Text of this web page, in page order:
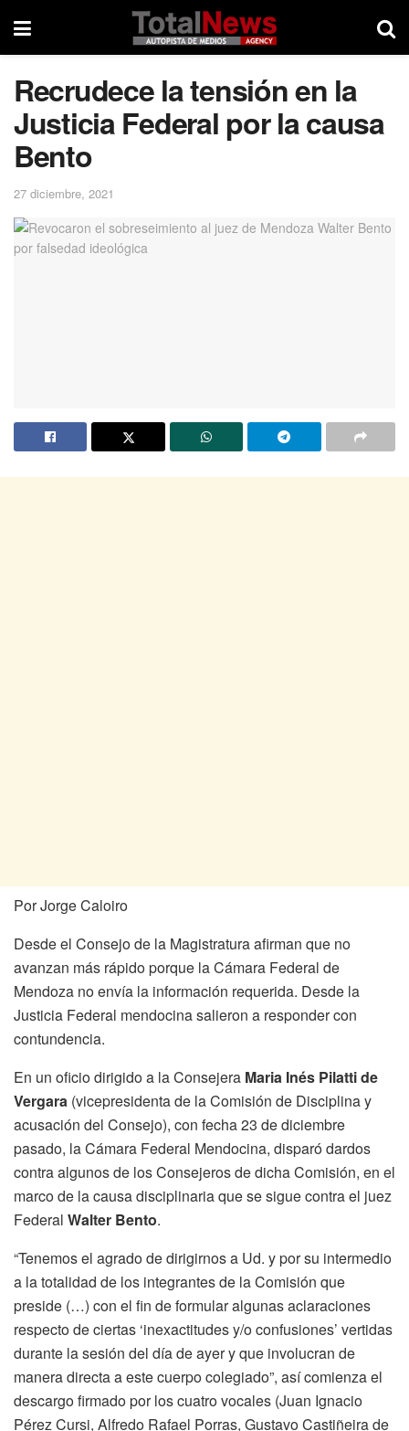
Recrudece la tensión en la
Justicia Federal por la causa
Bento
27 diciembre, 2021
Por Jorge Caloiro
Desde el Consejo de la Magistratura afirman que no
avanzan más rápido porque la Cámara Federal de
Mendoza no envía la información requerida. Desde la
Justicia Federal mendocina salieron a responder con
contundencia.
En un oficio dirigido a la Consejera Maria Inés Pilatti de
Vergara (vicepresidenta de la Comisión de Disciplina y
acusación del Consejo), con fecha 23 de diciembre
pasado, la Cámara Federal Mendocina, disparó dardos
contra algunos de los Consejeros de dicha Comisión, en el
marco de la causa disciplinaria que se sigue contra el juez
Federal Walter Bento.
“Tenemos el agrado de dirigirnos a Ud. y por su intermedio
a la totalidad de los integrantes de la Comisión que
preside (…) con el fin de formular algunas aclaraciones
respecto de ciertas ‘inexactitudes y/o confusiones’ vertidas
durante la sesión del día de ayer y que involucran de
manera directa a este cuerpo colegiado”, así comienza el
descargo firmado por los cuatro vocales (Juan Ignacio
Pérez Cursi, Alfredo Rafael Porras, Gustavo Castiñeira de